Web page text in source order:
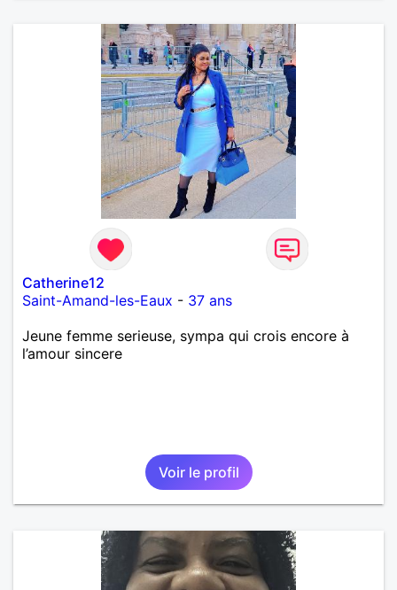
Catherine12
Saint-Amand-les-Eaux - 37 ans
Jeune femme serieuse, sympa qui crois encore à
l’amour sincere
Voir le profil